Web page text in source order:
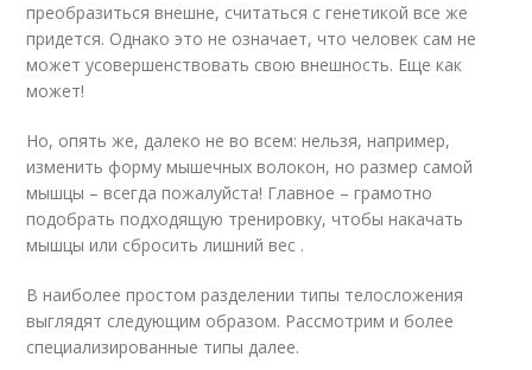
преобразиться внешне, считаться с генетикой все же
придется. Однако это не означает, что человек сам не
может усовершенствовать свою внешность. Еще как
может!
Но, опять же, далеко не во всем: нельзя, например,
изменить форму мышечных волокон, но размер самой
мышцы – всегда пожалуйста! Главное – грамотно
подобрать подходящую тренировку, чтобы накачать
мышцы или сбросить лишний вес .
В наиболее простом разделении типы телосложения
выглядят следующим образом. Рассмотрим и более
специализированные типы далее.